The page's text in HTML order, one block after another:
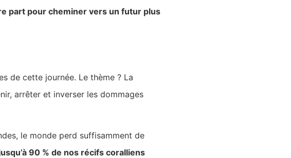
part pour cheminer vers un futur plus
de cette journée. Le thème ? La
arrêter et inverser les dommages
le monde perd suffisamment de
90 % de nos récifs coralliens